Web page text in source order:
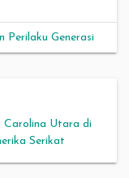
Perilaku Generasi
Carolina Utara di
Serikat